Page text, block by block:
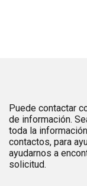
Puede contactar
de información.
toda la
contactos, para
ayudarnos a
solicitud.